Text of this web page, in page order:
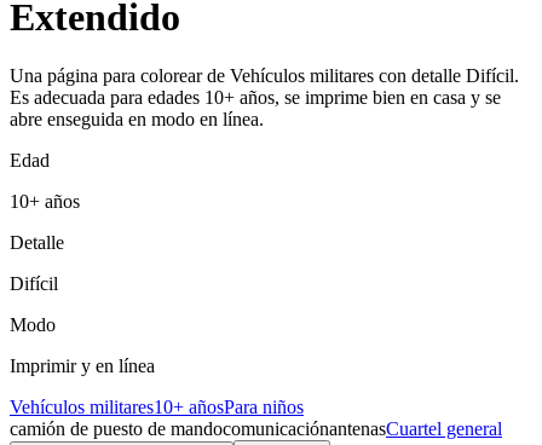
Extendido
Una página para colorear de Vehículos militares con detalle Difícil.
Es adecuada para edades 10+ años, se imprime bien en casa y se
abre enseguida en modo en línea.
Edad
10+ años
Detalle
Difícil
Modo
Imprimir y en línea
Vehículos militares10+ añosPara niños
camión de puesto de mandocomunicaciónantenasCuartel general